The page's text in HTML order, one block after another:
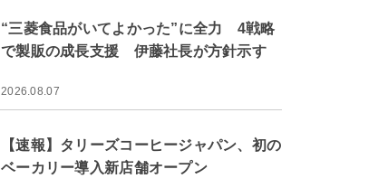
“三菱食品がいてよかった”に全力 4戦略
で製販の成長支援 伊藤社長が方針示す
2026.08.07
【速報】タリーズコーヒージャパン、初の
ベーカリー導入新店舗オープン